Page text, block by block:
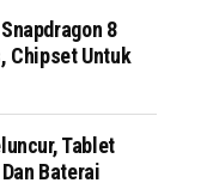
8
Chipset Untuk
Tablet
Baterai